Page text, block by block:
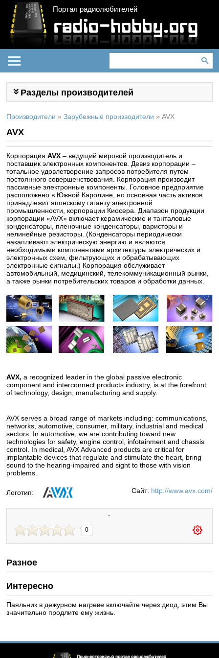
Портал радиолюбителей
Разделы производителей
Производители » Зарубежные производители » AVX
AVX
КорпорацияAVX – ведущий мировой производитель и
поставщик электронных компонентов. Девиз корпорации –
тотальное удовлетворение запросов потребителя путем
постоянного совершенствования. Корпорация производит
пассивные электронные компоненты. Головное предприятие
расположено в Южной Каролине, но основная часть активов
принадлежит японскому гиганту электронной
промышленности, корпорации Киосера. Диапазон продукции
корпорации «AVX» включает керамические и танталовые
конденсаторы, пленочные конденсаторы, варисторы и
нелинейные резисторы. (Конденсаторы периодически
накапливают электрическую энергию и являются
необходимыми компонентами архитектуры электрических и
электронных схем, фильтрующих и обрабатывающих
электронные сигналы.) Корпорация обслуживает
автомобильный, медицинский, телекоммуникационный рынки,
а также рынки потребительских товаров и обработки данных.
AVX,a recognized leader in the global passive electronic
component and interconnect products industry, is at the forefront
of technology, design, manufacturing and supply.
AVX serves a broad range of markets including: communications,
networks, automotive, consumer, military, industrial and medical
sectors. In automotive, we are contributing toward new
technologies for safety, engine control, infotainment and chassis
control. In medical,AVXAdvanced products are critical for
implantable devices that regulate and stimulate the heart, bring
sound to the hearing-impaired and sight to those with vision
problems.
Логотип: Сайт: http://www.avx.com/
`
0
Разное
Интересно
Паяльник в дежурном нагреве включайте через диод, этим Вы
значительно продлите ему жизнь.